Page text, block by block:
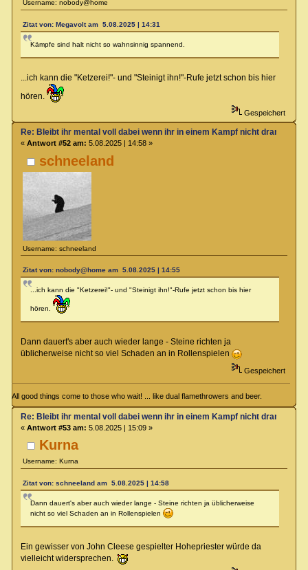
Username: nobody@home
Zitat von: Megavolt am 5.08.2025 | 14:31
Kämpfe sind halt nicht so wahnsinnig spannend.
...ich kann die "Ketzerei!"- und "Steinigt ihn!"-Rufe jetzt schon bis hier
hören.
Gespeichert
schneeland
Username: schneeland
Re: Bleibt ihr mental voll dabei wenn ihr in einem Kampf nicht dran seit?
« Antwort #52 am: 5.08.2025 | 14:58 »
Zitat von: nobody@home am 5.08.2025 | 14:55
...ich kann die "Ketzerei!"- und "Steinigt ihn!"-Rufe jetzt schon bis hier
hören.
Dann dauert's aber auch wieder lange - Steine richten ja
üblicherweise nicht so viel Schaden an in Rollenspielen
Gespeichert
All good things come to those who wait! ... like dual flamethrowers and beer.
Kurna
Username: Kurna
Re: Bleibt ihr mental voll dabei wenn ihr in einem Kampf nicht dran seit?
« Antwort #53 am: 5.08.2025 | 15:09 »
Zitat von: schneeland am 5.08.2025 | 14:58
Dann dauert's aber auch wieder lange - Steine richten ja üblicherweise
nicht so viel Schaden an in Rollenspielen
Ein gewisser von John Cleese gespielter Hohepriester würde da
vielleicht widersprechen.